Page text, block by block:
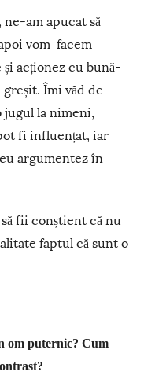
am apucat să
vom facem
acționez cu bună-
Îmi văd de
jugul la nimeni,
fi influențat, iar
argumentez în
fii conștient că nu
faptul că sunt o
om puternic? Cum